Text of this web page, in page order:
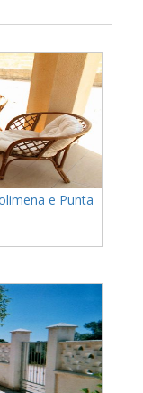
e Punta